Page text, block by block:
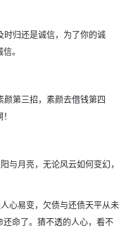
时归还是诚信，为了你的诚
。
第三招，素颜去借钱第四
与月亮，无论风云如何变幻，
心易变，欠债与还债天平从未
命了。猜不透的人心，看不